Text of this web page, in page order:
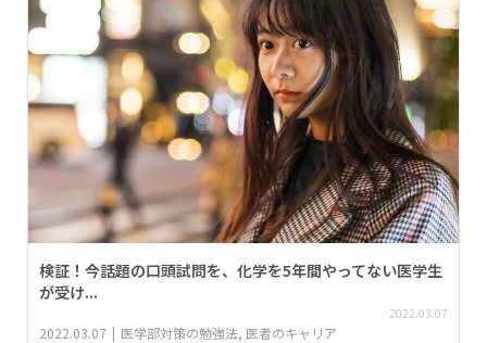
検証！今話題の口頭試問を、化学を5年間やってない医学生
が受け...
2022.03.07
2022.03.07 医学部対策の勉強法, 医者のキャリア